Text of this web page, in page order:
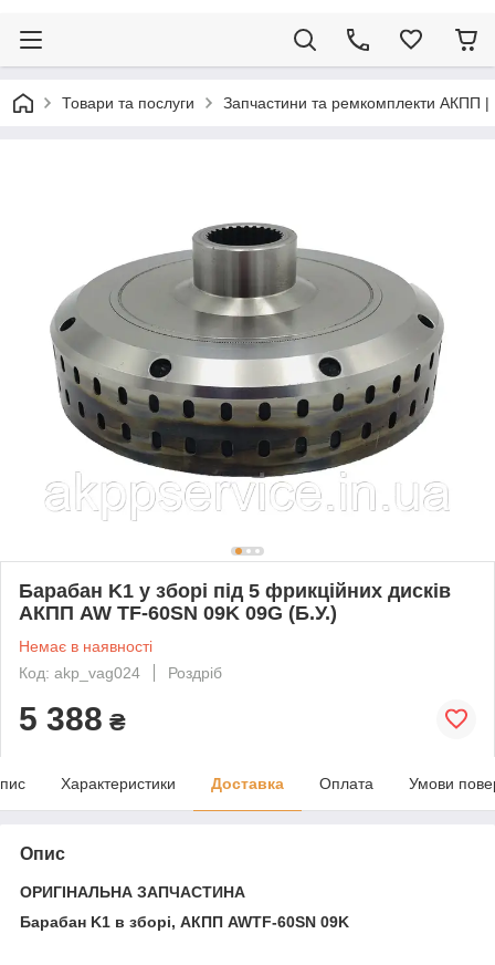
Товари та послуги Запчастини та ремкомплекти АКПП |
Барабан K1 у зборі під 5 фрикційних дисків
АКПП AW TF-60SN 09K 09G (Б.У.)
Немає в наявності
Код: akp_vag024
Роздріб
5 388 ₴
Характеристики Доставка Оплата Умови
Опис
ОРИГІНАЛЬНА ЗАПЧАСТИНА
Барабан K1 в зборі, АКПП AWTF-60SN 09K